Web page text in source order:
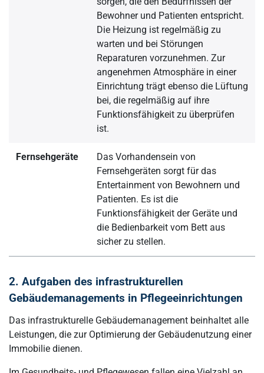
Bewohner und Patienten entspricht.
Die Heizung ist regelmäßig zu
warten und bei Störungen
Reparaturen vorzunehmen. Zur
angenehmen Atmosphäre in einer
Einrichtung trägt ebenso die Lüftung
bei, die regelmäßig auf ihre
Funktionsfähigkeit zu überprüfen
ist.
Fernsehgeräte
Das Vorhandensein von
Fernsehgeräten sorgt für das
Entertainment von Bewohnern und
Patienten. Es ist die
Funktionsfähigkeit der Geräte und
die Bedienbarkeit vom Bett aus
sicher zu stellen.
2. Aufgaben des infrastrukturellen
Gebäudemanagements in Pflegeeinrichtungen
Das infrastrukturelle Gebäudemanagement beinhaltet alle
Leistungen, die zur Optimierung der Gebäudenutzung einer
Immobilie dienen.